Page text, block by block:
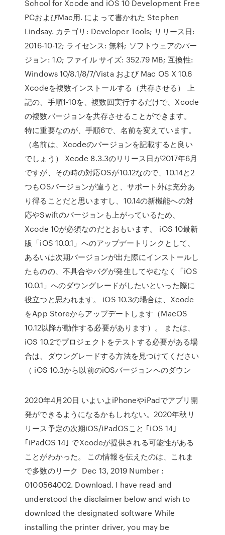
School for Xcode and iOS 10 Development Free
PCおよびMac用. によって書かれた Stephen
Lindsay. カテゴリ: Developer Tools; リリース日:
2016-10-12; ライセンス: 無料; ソフトウェアのバー
ジョン: 1.0; ファイル サイズ: 352.79 MB; 互換性:
Windows 10/8.1/8/7/Vista および Mac OS X 10.6
Xcodeを複数インストールする（共存させる） 上
記の、手順1-10を、複数回実行するだけで、Xcode
の複数バージョンを共存させることができます。
特に重要なのが、手順6で、名前を変えています。
（名前は、Xcodeのバージョンを記載すると良い
でしょう） Xcode 8.3.3のリリース日が2017年6月
ですが、その時の対応OSが10.12なので、10.14と2
つもOSバージョンが違うと、サポート外は充分あ
り得ることだと思いますし、10.14の新機能への対
応やSwiftのバージョンも上がっているため、
Xcode 10が必須なのだとおもいます。 iOS 10最新
版「iOS 10.0.1」へのアップデートリンクとして、
あるいは次期バージョンが出た際にインストールし
たものの、不具合やバグが発生してやむなく「iOS
10.0.1」へのダウングレードがしたいといった際に
役立つと思われます。 iOS 10.3の場合は、Xcode
をApp Storeからアップデートします（MacOS
10.12以降が動作する必要があります）。 または、
iOS 10.2でプロジェクトをテストする必要がある場
合は、ダウングレードする方法を見つけてください
（ iOS 10.3から以前のiOSバージョンへのダウン
2020年4月20日 いよいよiPhoneやiPadでアプリ開
発ができるようになるかもしれない。2020年秋リ
リース予定の次期iOS/iPadOSこと ｢iOS 14｣
｢iPadOS 14｣ でXcodeが提供される可能性がある
ことがわかった。 この情報を伝えたのは、これま
で多数のリーク Dec 13, 2019 Number :
0100564002. Download. I have read and
understood the disclaimer below and wish to
download the designated software While
installing the printer driver, you may be